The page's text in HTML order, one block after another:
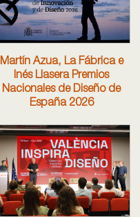
Martín Azua, La Fábrica e
Inés Llasera Premios
Nacionales de Diseño de
España 2026